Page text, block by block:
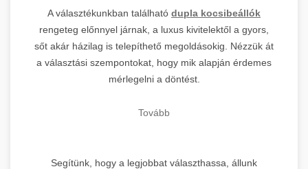
A választékunkban található dupla kocsibeállók
rengeteg előnnyel járnak, a luxus kivitelektől a gyors,
sőt akár házilag is telepíthető megoldásokig. Nézzük át
a választási szempontokat, hogy mik alapján érdemes
mérlegelni a döntést.
Tovább
Segítünk, hogy a legjobbat választhassa, állunk